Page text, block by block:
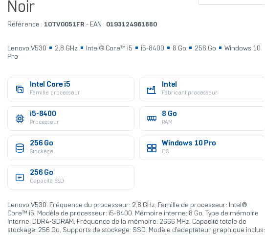
Noir
Référence : 10TV0051FR - EAN : 0193124961880
Lenovo V530 2,8 GHz Intel® Core™ i5 i5-8400 8 Go 256 Go
Windows 10
Pro
Intel Core i5
Famille processeur
Intel
Fabricant processeur
i5-8400
Processeur
8 Go
RAM
256 Go
Stockage
Windows 10 Pro
OS
256 Go
Capacité SSD
Lenovo V530. Fréquence du processeur: 2,8 GHz, Famille de processeur: Intel®
Core™ i5, Modèle de processeur: i5-8400. Mémoire interne: 8 Go, Type de mémoire
interne: DDR4-SDRAM, Fréquence de la mémoire: 2666 MHz. Capacité totale de
stockage: 256 Go, Supports de stockage: SSD. Modèle d'adaptateur graphique inclus: